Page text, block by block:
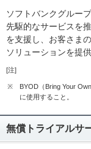
ソフトバンクグルー
先駆的なサービスを
を支援し、お客さま
ソリューションを提
[注]
※
BYOD（Bring Your
に使用すること。
無償トライアルサ